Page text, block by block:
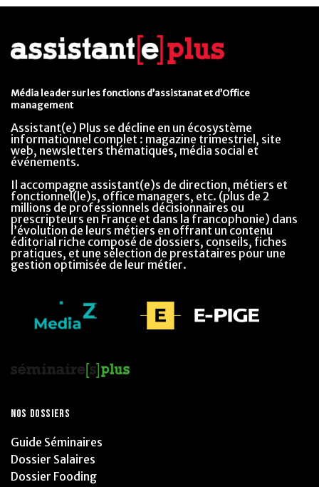
Média leader sur les fonctions d’assistanat et d’Office
management
Assistant(e) Plus se décline en un écosystème
informationnel complet : magazine trimestriel, site
web, newsletters thématiques, média social et
événements.
Il accompagne assistant(e)s de direction, métiers et
fonctionnel(le)s, office managers, etc. (plus de 2
millions de professionnels décisionnaires ou
prescripteurs en France et dans la francophonie) dans
l’évolution de leurs métiers en offrant un contenu
éditorial riche composé de dossiers, conseils, fiches
pratiques, et une sélection de prestataires pour une
gestion optimisée de leur métier.
NOS DOSSIERS
Guide Séminaires
Dossier Salaires
Dossier Fooding